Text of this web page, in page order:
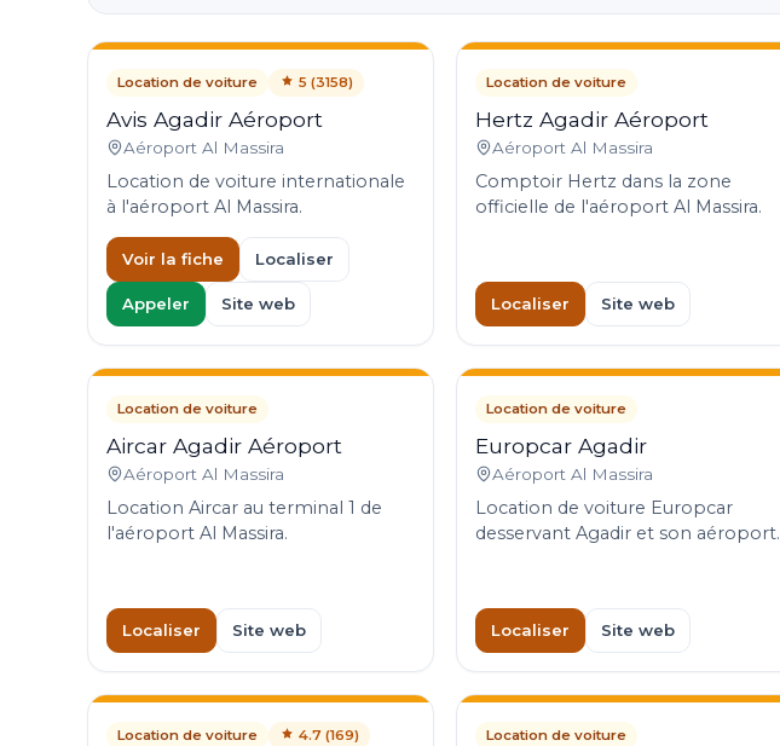
Location de voiture 5 (3158)
Avis Agadir Aéroport
Aéroport Al Massira
Location de voiture internationale
à l'aéroport Al Massira.
Voir la fiche Localiser
Appeler Site web
Location de voiture
Hertz Agadir Aéroport
Aéroport Al Massira
Comptoir Hertz dans la zone
officielle de l'aéroport Al Massira.
Localiser Site web
Location de voiture
Aircar Agadir Aéroport
Aéroport Al Massira
Location Aircar au terminal 1 de
l'aéroport Al Massira.
Localiser Site web
Location de voiture
Europcar Agadir
Aéroport Al Massira
Location de voiture Europcar
desservant Agadir et son aéroport.
Localiser Site web
Location de voiture 4.7 (169) Location de voiture